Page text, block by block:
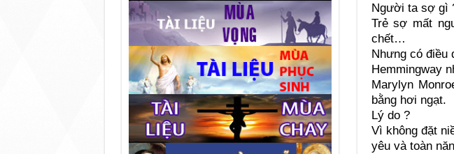
Người ta sợ gì
Trẻ sợ mất
chết…
Nhưng có điều
Hemmingway
Marylyn
bằng hơi ngạt.
Lý do ?
Vì không đặt
yêu và toàn